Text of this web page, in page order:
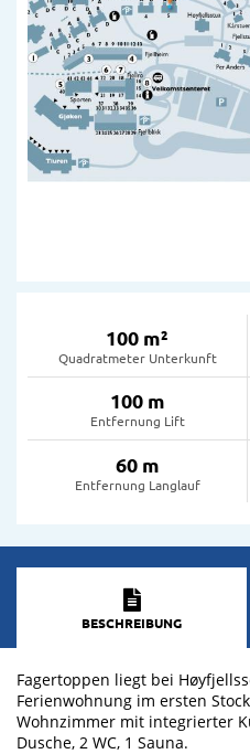
100 m²
Quadratmeter Unterkunft
100 m
Entfernung Lift
60 m
Entfernung Langlauf
BESCHREIBUNG
Fagertoppen liegt bei
Ferienwohnung im ersten
Wohnzimmer mit integrierter
Dusche, 2 WC, 1 Sauna.